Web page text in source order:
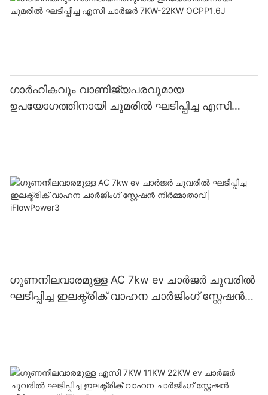
ഗാർഹികവും വാണിജ്യപരവുമായ
ഉപയോഗത്തിനായി ചുമരിൽ ഘടിപ്പിച്ച എസി
ചാർജർ 7KW-22KW OCPP1.6J
ഗുണനിലവാരമുള്ള AC 7kw ev ചാർജർ ചുവരിൽ
ഘടിപ്പിച്ച ഇലക്ട്രിക് വാഹന ചാർജിംഗ് സ്റ്റേഷൻ
നിർമ്മാതാവ് | iFlowPower3